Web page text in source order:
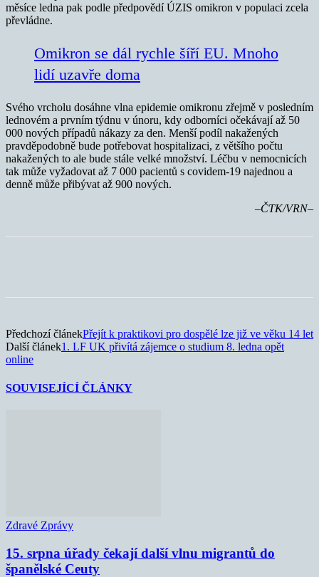
měsíce ledna pak podle předpovědí ÚZIS omikron v populaci zcela
převládne.
Omikron se dál rychle šíří EU. Mnoho
lidí uzavře doma
Svého vrcholu dosáhne vlna epidemie omikronu zřejmě v posledním
lednovém a prvním týdnu v únoru, kdy odborníci očekávají až 50
000 nových případů nákazy za den. Menší podíl nakažených
pravděpodobně bude potřebovat hospitalizaci, z většího počtu
nakažených to ale bude stále velké množství. Léčbu v nemocnicích
tak může vyžadovat až 7 000 pacientů s covidem-19 najednou a
denně může přibývat až 900 nových.
–ČTK/VRN–
Předchozí článekPřejít k praktikovi pro dospělé lze již ve věku 14 let
Další článek1. LF UK přivítá zájemce o studium 8. ledna opět
online
SOUVISEJÍCÍ ČLÁNKY
Zdravé Zprávy
15. srpna úřady čekají další vlnu migrantů do
španělské Ceuty